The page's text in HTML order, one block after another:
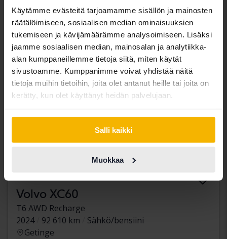
Käytämme evästeitä tarjoamamme sisällön ja mainosten
räätälöimiseen, sosiaalisen median ominaisuuksien
tukemiseen ja kävijämäärämme analysoimiseen. Lisäksi
jaamme sosiaalisen median, mainosalan ja analytiikka-
alan kumppaneillemme tietoja siitä, miten käytät
sivustoamme. Kumppanimme voivat yhdistää näitä
tietoja muihin tietoihin, joita olet antanut heille tai joita on
kerätty, kun olet käyttänyt heidän palvelujaan.
Salli kaikki
Muokkaa
Arvostuksemme on matkalla
Tulossa pian
Volvo XC60
T6 AWD Recharge
2024
92 610 km
Sähkö/bensiini
Getinge